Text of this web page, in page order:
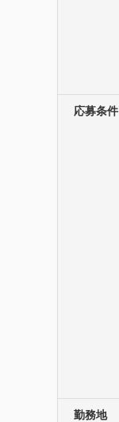
応募条件
勤務地